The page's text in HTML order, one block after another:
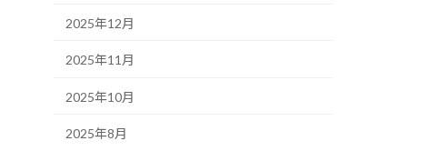
2025年12月
2025年11月
2025年10月
2025年8月